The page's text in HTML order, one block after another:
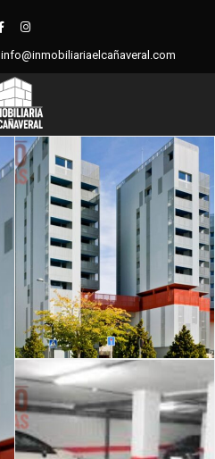
info@inmobiliariaelcañaveral.com